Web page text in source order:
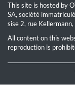
This site is hosted by
SA, société
sise 2, rue
All content on this
reproduction is